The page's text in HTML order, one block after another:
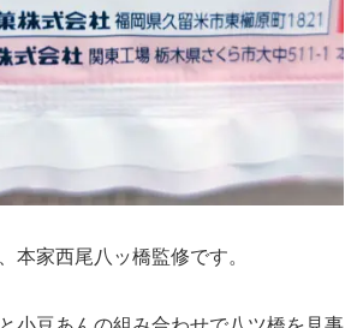
本家西尾八ッ橋監修です。